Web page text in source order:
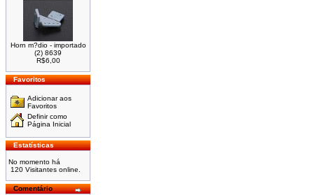
Horn m?dio - importado
(2) 8639
R$6,00
Favoritos
Adicionar aos
Favoritos
Definir como
Página Inicial
Estatísticas
No momento há
120 Visitantes online.
Comentário